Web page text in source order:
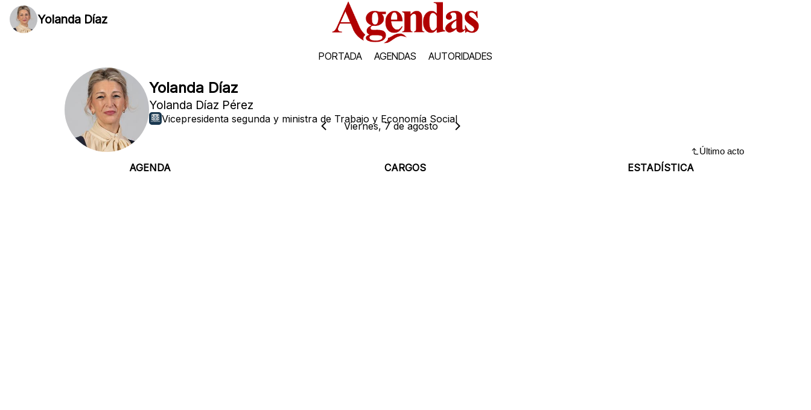
Yolanda Díaz
PORTADA AGENDAS AUTORIDADES
Yolanda Díaz
Yolanda Díaz Pérez
Vicepresidenta segunda y ministra de Trabajo y Economía Social
AGENDA CARGOS ESTADÍSTICA
Viernes, 7 de agosto
Último acto